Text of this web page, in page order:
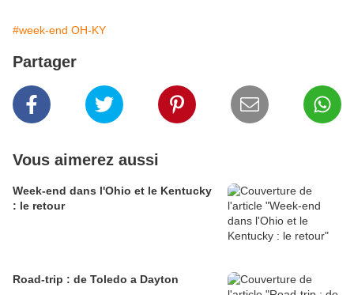
#week-end OH-KY
Partager
Vous aimerez aussi
Week-end dans l'Ohio et le Kentucky
: le retour
Road-trip : de Toledo a Dayton